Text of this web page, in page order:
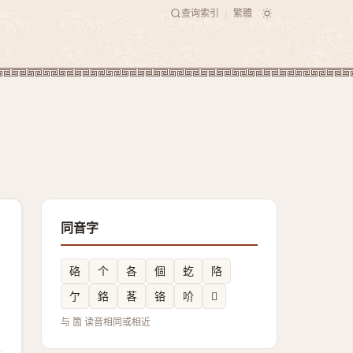
查询索引 繁體
同音字
硌 个 各 個 虼
䧄
亇
鉻 茖 铬 吤 𢓜
与 箇 读音相同或相近